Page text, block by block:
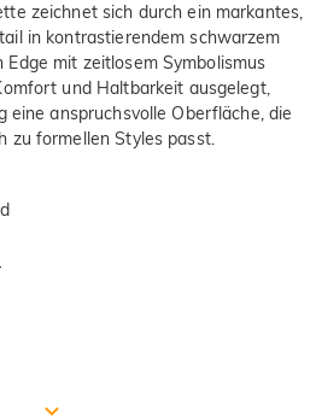
zeichnet sich durch ein markantes,
in kontrastierendem schwarzem
Edge mit zeitlosem Symbolismus
und Haltbarkeit ausgelegt,
eine anspruchsvolle Oberfläche, die
zu formellen Styles passt.